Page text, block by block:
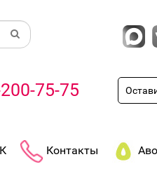
75-75
Контакты